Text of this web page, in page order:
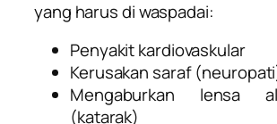
yang harus di waspadai:
Penyakit kardiovaskular
Kerusakan saraf
Mengaburkan lensa
(katarak)